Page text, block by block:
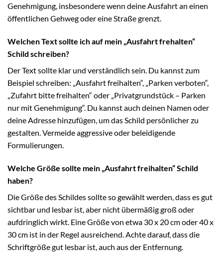
Genehmigung, insbesondere wenn deine Ausfahrt an einen
öffentlichen Gehweg oder eine Straße grenzt.
Welchen Text sollte ich auf mein „Ausfahrt frehalten“
Schild schreiben?
Der Text sollte klar und verständlich sein. Du kannst zum
Beispiel schreiben: „Ausfahrt freihalten“, „Parken verboten“,
„Zufahrt bitte freihalten“ oder „Privatgrundstück – Parken
nur mit Genehmigung“. Du kannst auch deinen Namen oder
deine Adresse hinzufügen, um das Schild persönlicher zu
gestalten. Vermeide aggressive oder beleidigende
Formulierungen.
Welche Größe sollte mein „Ausfahrt freihalten“ Schild
haben?
Die Größe des Schildes sollte so gewählt werden, dass es gut
sichtbar und lesbar ist, aber nicht übermäßig groß oder
aufdringlich wirkt. Eine Größe von etwa 30 x 20 cm oder 40 x
30 cm ist in der Regel ausreichend. Achte darauf, dass die
Schriftgröße gut lesbar ist, auch aus der Entfernung.